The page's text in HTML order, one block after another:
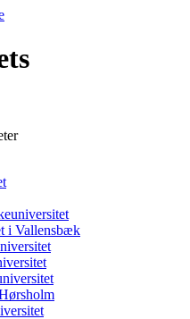
i Vallensbæk